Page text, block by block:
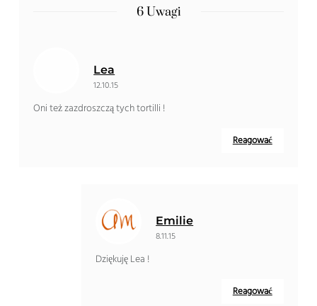
6 Uwagi
Lea
12.10.15
Oni też zazdroszczą tych tortilli !
Reagować
Emilie
8.11.15
Dziękuję Lea !
Reagować